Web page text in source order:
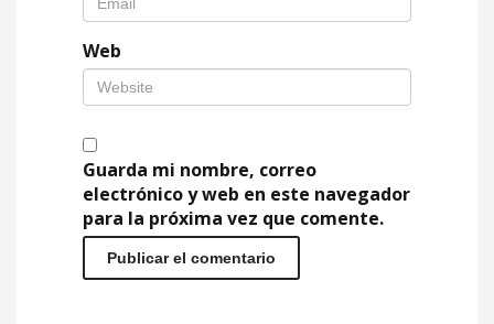
Web
Guarda mi nombre, correo
electrónico y web en este navegador
para la próxima vez que comente.